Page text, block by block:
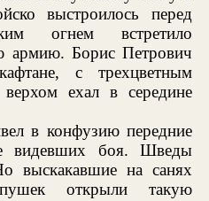
выстроилось перед
огнем встретило
армию. Борис Петрович
с трехцветным
ехал в середине
в конфузию передние
видевших боя. Шведы
выскакавшие на санях
открыли такую